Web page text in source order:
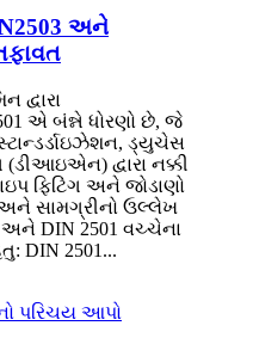
અને
દ્વારા
એ બંન્ને ધોરણો છે, જે
ડ્યુચેસ
દ્વારા નક્કી
ફિટિંગ અને જોડાણો
અને સામગ્રીનો ઉલ્લેખ
DIN 2501 વચ્ચેના
DIN 2501...